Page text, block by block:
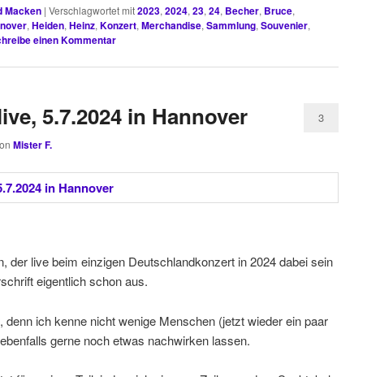
Macken | Verschlagwortet mit2023, 2024, 23, 24, Becher, Bruce,
, Heiden, Heinz, Konzert, Merchandise, Sammlung, Souvenier,
einen Kommentar
5.7.2024 in Hannover
Mister F.
3
der live beim einzigen Deutschlandkonzert in 2024 dabei sein
eigentlich schon aus.
denn ich kenne nicht wenige Menschen (jetzt wieder ein paar
gerne noch etwas nachwirken lassen.